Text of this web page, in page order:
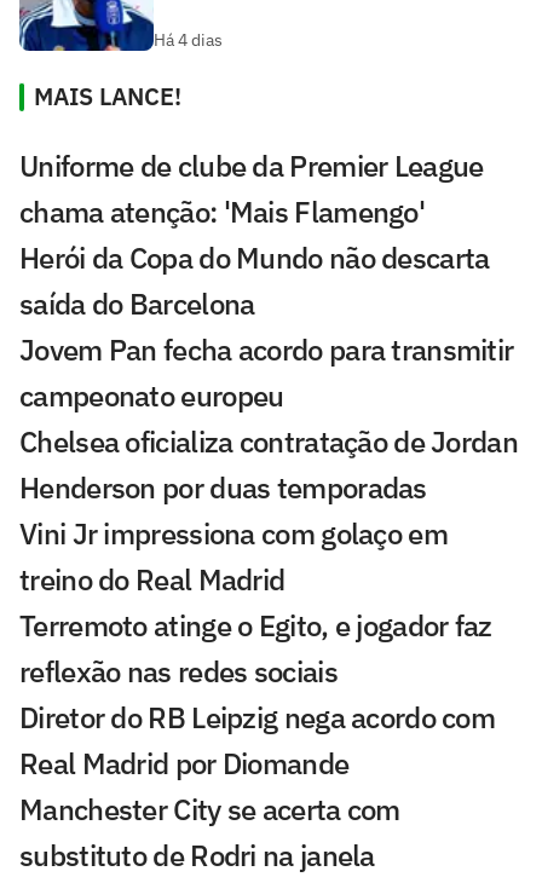
Há 4 dias
MAIS LANCE!
Uniforme de clube da Premier League
chama atenção: 'Mais Flamengo'
Herói da Copa do Mundo não descarta
saída do Barcelona
Jovem Pan fecha acordo para transmitir
campeonato europeu
Chelsea oficializa contratação de Jordan
Henderson por duas temporadas
Vini Jr impressiona com golaço em
treino do Real Madrid
Terremoto atinge o Egito, e jogador faz
reflexão nas redes sociais
Diretor do RB Leipzig nega acordo com
Real Madrid por Diomande
Manchester City se acerta com
substituto de Rodri na janela